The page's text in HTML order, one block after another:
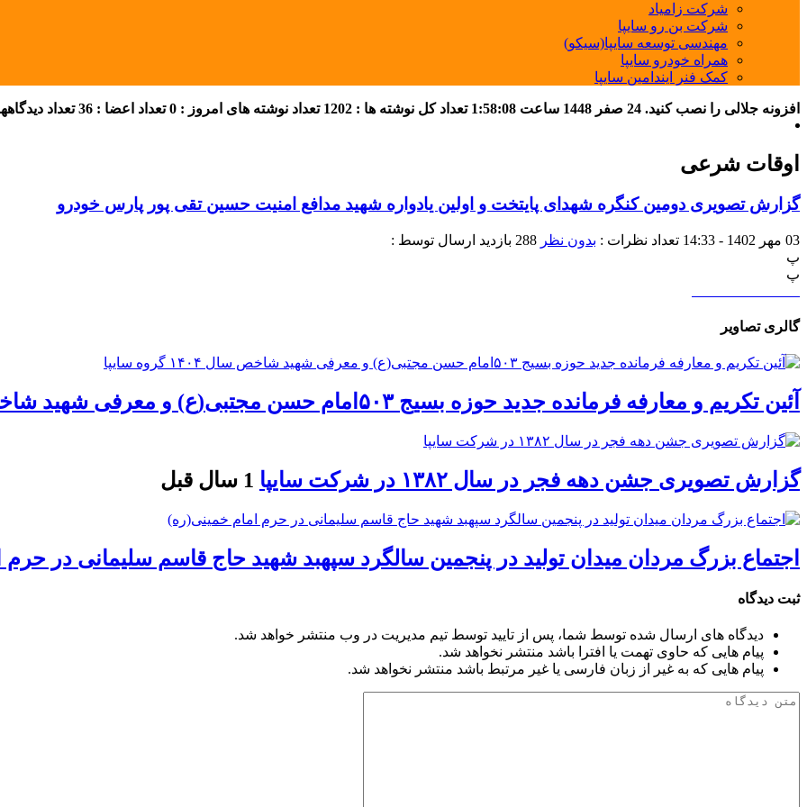
شرکت زامیاد
شرکت بن رو سایپا
مهندسی توسعه سایپا(سیکو)
همراه خودرو سایپا
کمک فنر ایندامین سایپا
افزونه جلالی را نصب کنید. 24 صفر 1448 ساعت 1:58:09 تعداد کل نوشته ها : 1202 تعداد نوشته های امروز : 0 تعداد اعضا : 36 تعداد دیدگاهها
اوقات شرعی
گزارش تصویری دومین کنگره شهدای پایتخت و اولین یادواره شهید مدافع امنیت حسین تقی پور پارس خودرو
03 مهر 1402 - 14:33 تعداد نظرات : بدون نظر
ارسال توسط :
پ
پ
گالری تصاویر
آئین تکریم و معارفه فرمانده جدید حوزه بسیج ۵۰۳امام حسن مجتبی(ع) و معرفی شهید شاخص سال ۱۴۰۴ گروه سایپا
گزارش تصویری جشن دهه فجر در سال ۱۳۸۲ در شرکت سایپا 1 سال قبل
اجتماع بزرگ مردان میدان تولید در پنجمین سالگرد سپهبد شهید حاج قاسم سلیمانی در
ثبت دیدگاه
دیدگاه های ارسال شده توسط شما، پس از تایید توسط تیم مدیریت در وب منتشر خواهد شد.
پیام هایی که حاوی تهمت یا افترا باشد منتشر نخواهد شد.
پیام هایی که به غیر از زبان فارسی یا غیر مرتبط باشد منتشر نخواهد شد.